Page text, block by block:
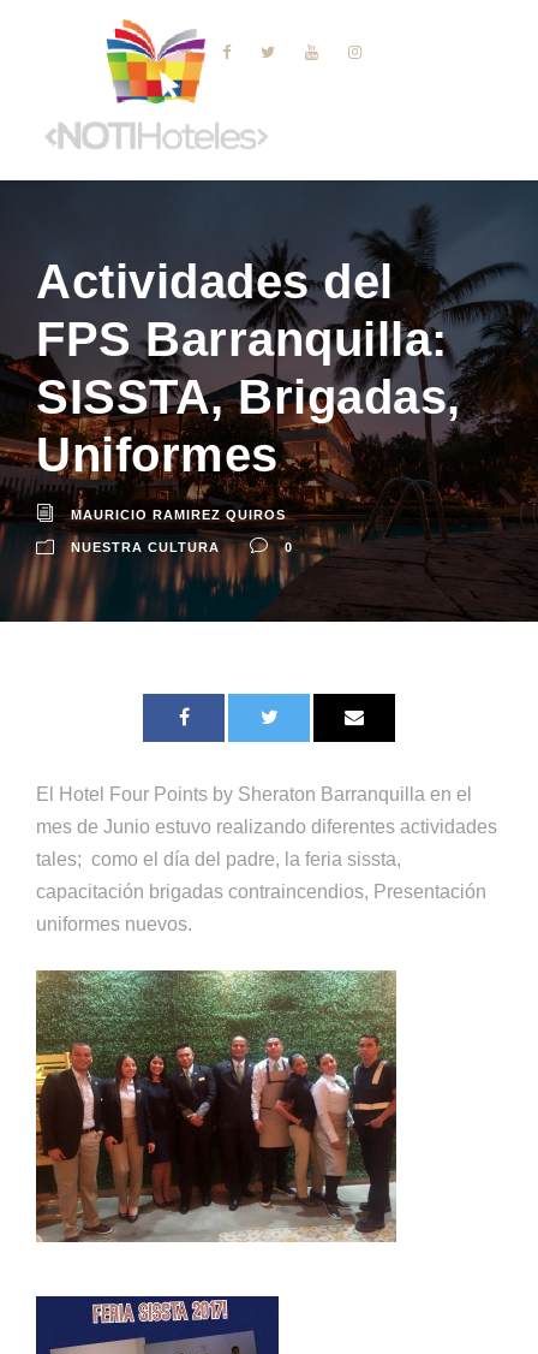
Actividades del
FPS Barranquilla:
SISSTA, Brigadas,
Uniformes
MAURICIO RAMIREZ QUIROS
NUESTRA CULTURA 0
El Hotel Four Points by Sheraton Barranquilla en el
mes de Junio estuvo realizando diferentes actividades
tales; como el día del padre, la feria sissta,
capacitación brigadas contraincendios, Presentación
uniformes nuevos.